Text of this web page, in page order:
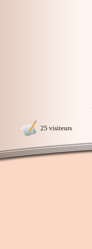
25 visiteurs